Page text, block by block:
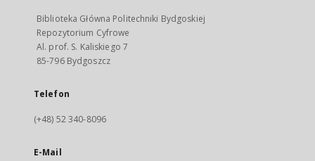
Biblioteka Główna Politechniki Bydgoskiej
Repozytorium Cyfrowe
Al. prof. S. Kaliskiego 7
85-796 Bydgoszcz
Telefon
(+48) 52 340-8096
E-Mail